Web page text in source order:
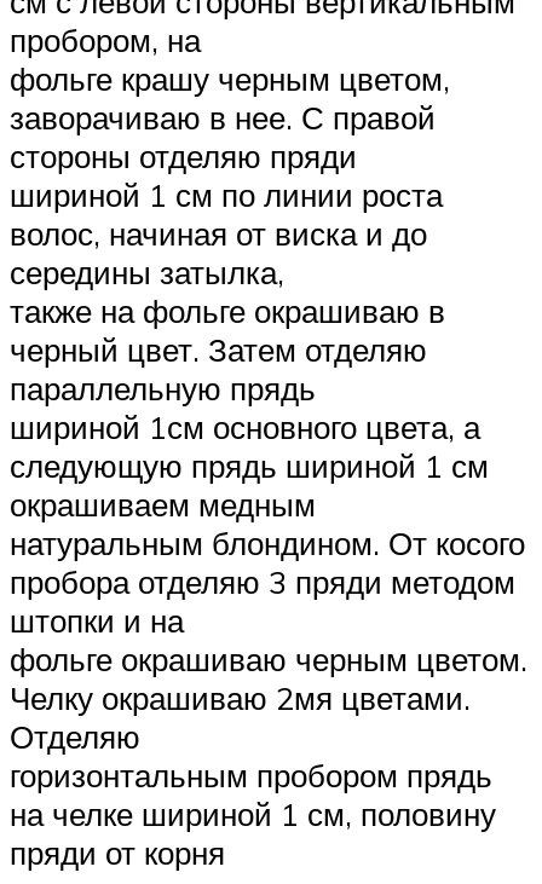
пробором, на
фольге крашу черным цветом,
заворачиваю в нее. С правой
стороны отделяю пряди
шириной 1 см по линии роста
волос, начиная от виска и до
середины затылка,
также на фольге окрашиваю в
черный цвет. Затем отделяю
параллельную прядь
шириной 1см основного цвета, а
следующую прядь шириной 1 см
окрашиваем медным
натуральным блондином. От косого
пробора отделяю 3 пряди методом
штопки и на
фольге окрашиваю черным цветом.
Челку окрашиваю 2мя цветами.
Отделяю
горизонтальным пробором прядь
на челке шириной 1 см, половину
пряди от корня